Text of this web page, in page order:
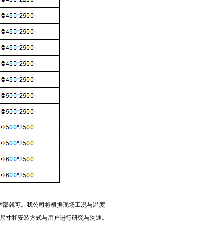
就可。我公司将根据现场工况与温度
和安装方式与用户进行研究与沟通。